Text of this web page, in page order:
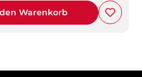
Warenkorb